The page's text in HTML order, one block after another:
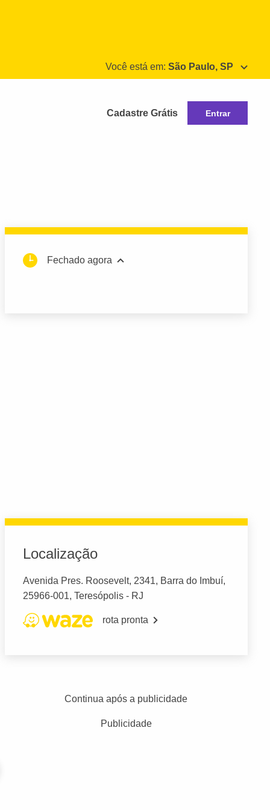
Você está em: São Paulo, SP
Cadastre Grátis Entrar
Fechado agora
Localização
Avenida Pres. Roosevelt, 2341, Barra do Imbuí,
25966-001, Teresópolis - RJ
rota pronta
Continua após a publicidade
Publicidade